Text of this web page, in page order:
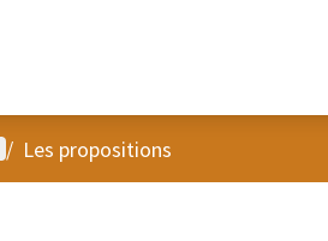
utilisateur
/ Les propositions